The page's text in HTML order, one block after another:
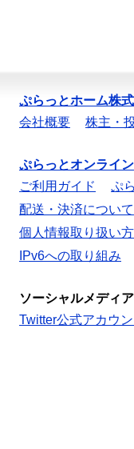
ぷらっとホーム株
会社概要
株主・
ぷらっとオンライン
ご利用ガイド
ぷ
配送・決済について
個人情報取り扱い
IPv6への取り組み
ソーシャルメディア
Twitter公式アカウン